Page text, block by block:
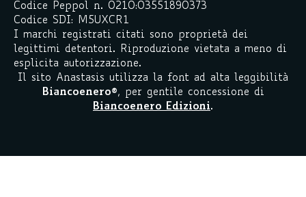
Codice Peppol n. 0210:03551890373
Codice SDI: M5UXCR1
I marchi registrati citati sono proprietà dei
legittimi detentori. Riproduzione vietata a meno di
esplicita autorizzazione.
Il sito Anastasis utilizza la font ad alta leggibilità
Biancoenero®, per gentile concessione di
Biancoenero Edizioni.